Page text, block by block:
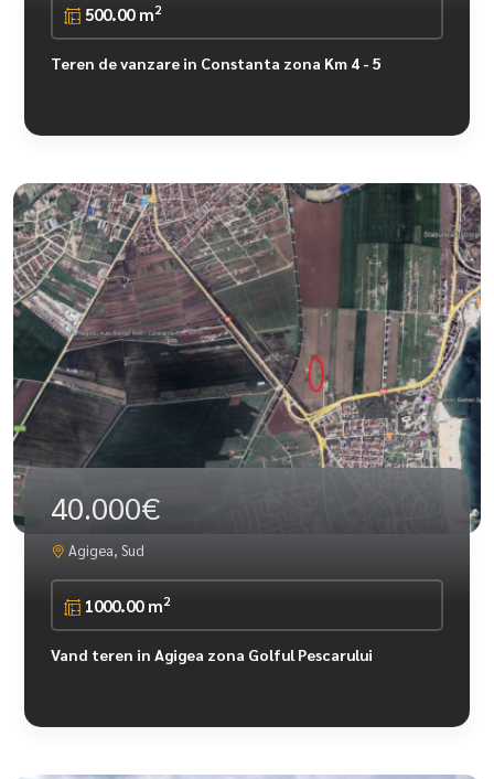
500.00 m2
Teren de vanzare in Constanta zona Km 4 - 5
40.000€
Agigea, Sud
1000.00 m2
Vand teren in Agigea zona Golful Pescarului